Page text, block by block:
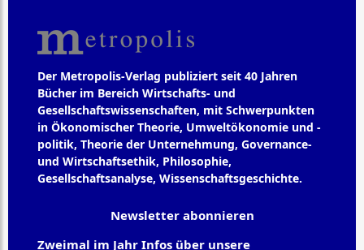
Der Metropolis-Verlag publiziert seit 40 Jahren
Bücher im Bereich Wirtschafts- und
Gesellschaftswissenschaften, mit Schwerpunkten
in Ökonomischer Theorie, Umweltökonomie und -
politik, Theorie der Unternehmung, Governance-
und Wirtschaftsethik, Philosophie,
Gesellschaftsanalyse, Wissenschaftsgeschichte.
Newsletter abonnieren
Zweimal im Jahr Infos über unsere